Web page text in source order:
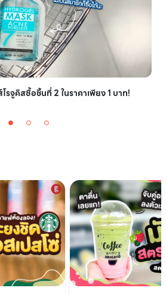
รจูคิสซื้อชิ้นที่ 2 ในราคาเพียง 1 บาท!